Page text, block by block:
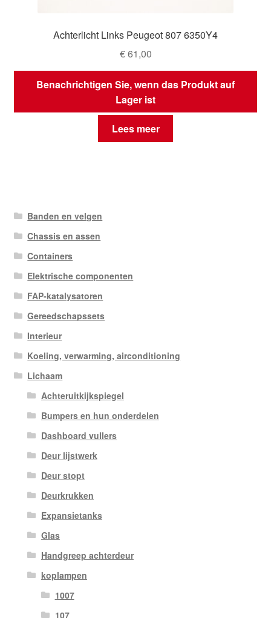
Achterlicht Links Peugeot 807 6350Y4
€61,00
Benachrichtigen Sie, wenn das Produkt auf
Lager ist
Lees meer
Banden en velgen
Chassis en assen
Containers
Elektrische componenten
FAP-katalysatoren
Gereedschapssets
Interieur
Koeling, verwarming, airconditioning
Lichaam
Achteruitkijkspiegel
Bumpers en hun onderdelen
Dashboard vullers
Deur lijstwerk
Deur stopt
Deurkrukken
Expansietanks
Glas
Handgreep achterdeur
koplampen
1007
107